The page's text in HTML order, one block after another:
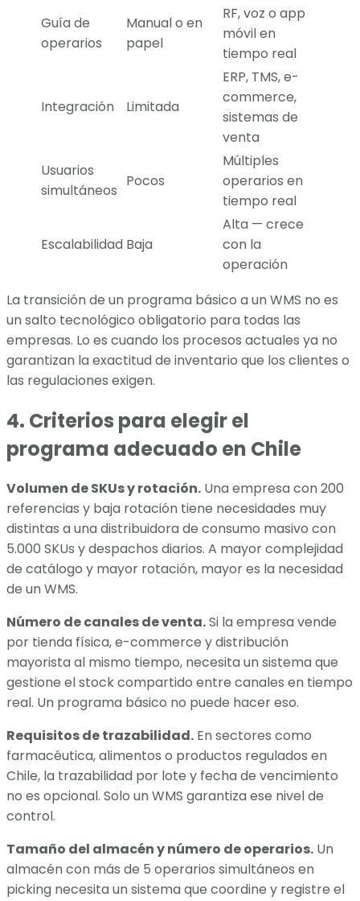
Guía de
operarios
Manual o en
papel
RF, voz o app
móvil en
tiempo real
Integración Limitada
ERP, TMS, e-
commerce,
sistemas de
venta
Usuarios
simultáneos
Pocos
Múltiples
operarios en
tiempo real
Escalabilidad Baja
Alta — crece
con la
operación
La transición de un programa básico a un WMS no es
un salto tecnológico obligatorio para todas las
empresas. Lo es cuando los procesos actuales ya no
garantizan la exactitud de inventario que los clientes o
las regulaciones exigen.
4. Criterios para elegir el
programa adecuado en Chile
Volumen de SKUs y rotación. Una empresa con 200
referencias y baja rotación tiene necesidades muy
distintas a una distribuidora de consumo masivo con
5.000 SKUs y despachos diarios. A mayor complejidad
de catálogo y mayor rotación, mayor es la necesidad
de un WMS.
Número de canales de venta.Si la empresa vende
por tienda física, e-commerce y distribución
mayorista al mismo tiempo, necesita un sistema que
gestione el stock compartido entre canales en tiempo
real. Un programa básico no puede hacer eso.
Requisitos de trazabilidad. En sectores como
farmacéutica, alimentos o productos regulados en
Chile, la trazabilidad por lote y fecha de vencimiento
no es opcional. Solo un WMS garantiza ese nivel de
control.
Tamaño del almacén y número de operarios. Un
almacén con más de 5 operarios simultáneos en
picking necesita un sistema que coordine y registre el